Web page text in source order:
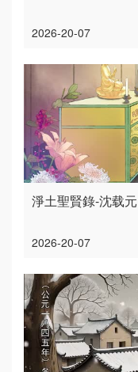
2026-20-07
淨土聖賢錄-沈载元
2026-20-07